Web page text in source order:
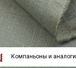
Компаньоны и аналоги